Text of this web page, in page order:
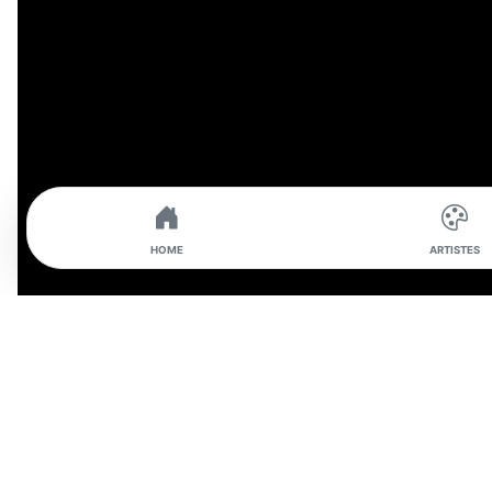
HOME ARTISTES